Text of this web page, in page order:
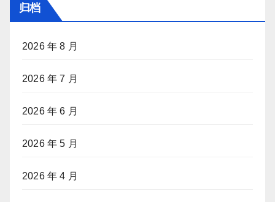
归档
2026 年 8 月
2026 年 7 月
2026 年 6 月
2026 年 5 月
2026 年 4 月